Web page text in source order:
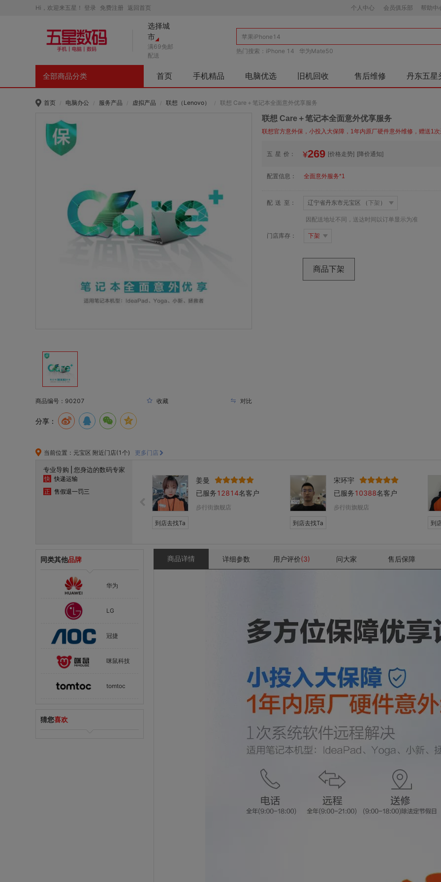
Hi，欢迎来五星！ 登录 免费注册 返回首页 个人中心 会员俱乐部 帮助中
选择城
市
满69免邮
配送
热门搜索： iPhone 14 华为Mate50
全部商品分类 首页 手机精品 电脑优选 旧机回收 售后维修 丹东五星
首页 / 电脑办公 / 服务产品 / 虚拟产品 / 联想（Lenovo） / 联想 Care＋笔记本全面意外优享服务
商品编号：90207 收藏 对比
分享：
联想 Care＋笔记本全面意外优享服务
联想官方意外保，小投入大保障，1年内原厂硬件意外维修，赠送1
五 星 价： ¥269 [价格走势] [降价通知]
配置信息： 全面意外服务*1
配 送 至： 辽宁省丹东市元宝区 （下架 ）
因配送地址不同，送达时间以订单显示为准
门 店库存： 下架
商品下架
当前位置：元宝区 附近门店(1个) 更多门店
专业导购 | 您身边的数码专家
快 快递运输
正 售假退一罚三
到店去找Ta
姜曼
已服务12814名客户
步行街旗舰店
到店去找Ta
宋环宇
已服务10388名客户
步行街旗舰店
到
同类其他品牌
华为
LG
冠捷
咪鼠科技
tomtoc
猜您喜欢
商品详情 详细参数 用户评价(3) 问大家 售后保障